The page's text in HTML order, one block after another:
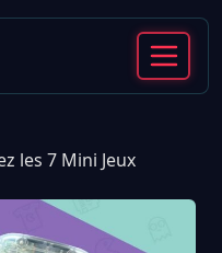
les 7 Mini Jeux